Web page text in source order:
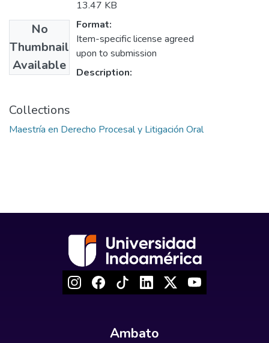
No
Thumbnail
Available
13.47 KB
Format:
Item-specific license agreed
upon to submission
Description:
Collections
Maestría en Derecho Procesal y Litigación Oral
Ambato